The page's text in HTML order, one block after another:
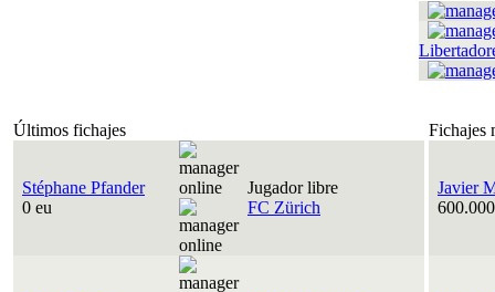
Últimos fichajes Fichajes
Stéphane Pfander
0 eu
Jugador libre
FC Zürich
Javier